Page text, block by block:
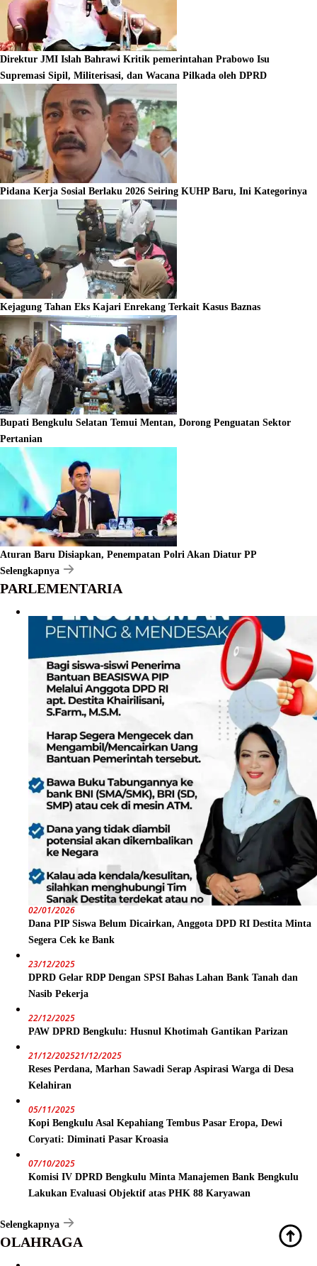
Direktur JMI Islah Bahrawi Kritik pemerintahan Prabowo Isu
Supremasi Sipil, Militerisasi, dan Wacana Pilkada oleh DPRD
Pidana Kerja Sosial Berlaku 2026 Seiring KUHP Baru, Ini Kategorinya
Kejagung Tahan Eks Kajari Enrekang Terkait Kasus Baznas
Bupati Bengkulu Selatan Temui Mentan, Dorong Penguatan Sektor
Pertanian
Aturan Baru Disiapkan, Penempatan Polri Akan Diatur PP
Selengkapnya
PARLEMENTARIA
02/01/2026
Dana PIP Siswa Belum Dicairkan, Anggota DPD RI Destita Minta
Segera Cek ke Bank
23/12/2025
DPRD Gelar RDP Dengan SPSI Bahas Lahan Bank Tanah dan
Nasib Pekerja
22/12/2025
PAW DPRD Bengkulu: Husnul Khotimah Gantikan Parizan
21/12/202521/12/2025
Reses Perdana, Marhan Sawadi Serap Aspirasi Warga di Desa
Kelahiran
05/11/2025
Kopi Bengkulu Asal Kepahiang Tembus Pasar Eropa, Dewi
Coryati: Diminati Pasar Kroasia
07/10/2025
Komisi IV DPRD Bengkulu Minta Manajemen Bank Bengkulu
Lakukan Evaluasi Objektif atas PHK 88 Karyawan
Selengkapnya
OLAHRAGA